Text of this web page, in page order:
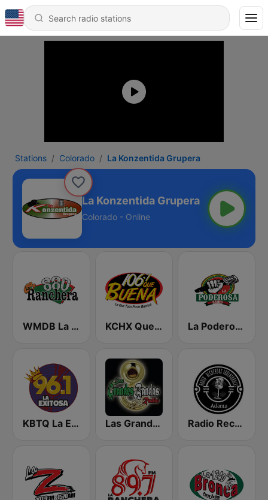
Stations Colorado La Konzentida Grupera
La Konzentida Grupera
Colorado - Online
WMDB La Ranchera 880 AM KCHX Que Buena 106.7 FM La Poderosa Radio
KBTQ La Exitosa 96.1 Las Grandes Bandas Radio Radio Recuerdos Inolvidables